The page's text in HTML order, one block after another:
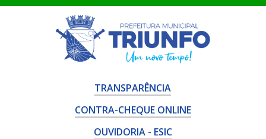
TRANSPARÊNCIA
CONTRA-CHEQUE ONLINE
OUVIDORIA - ESIC